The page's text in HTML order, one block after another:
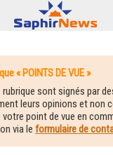
« POINTS DE VUE »
sont signés par
leurs opinions et non
point de vue en
via le formulaire de